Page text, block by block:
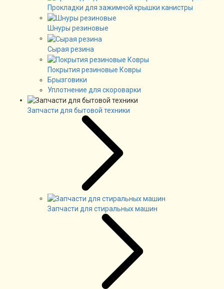
Прокладки для зажимной крышки канистры
Шнуры резиновые
Сырая резина
Покрытия резиновые Ковры
Брызговики
Уплотнение для скороварки
Запчасти для бытовой техники
Запчасти для стиральных машин